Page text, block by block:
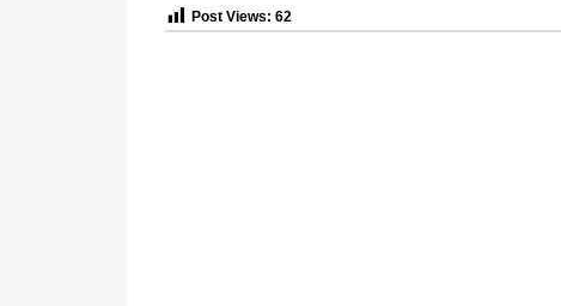
Post Views: 62